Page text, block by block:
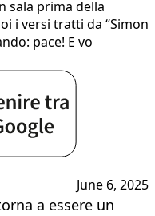
sala prima della
i versi tratti da “Simon
pace! E vo
June 6, 2025
a essere un